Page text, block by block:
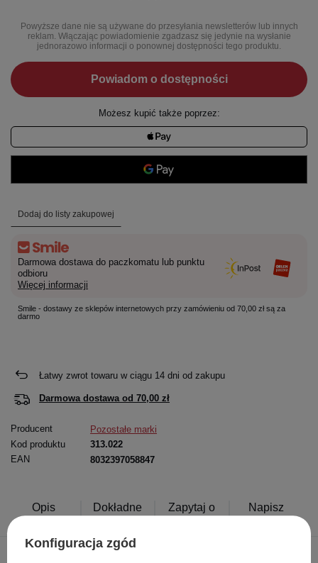
Powyższe dane nie są używane do przesyłania newsletterów lub innych
reklam. Włączając powiadomienie zgadzasz się jedynie na wysłanie
jednorazowo informacji o ponownej dostępności tego produktu.
Powiadom o dostępności
Możesz kupić także poprzez:
Dodaj do listy zakupowej
Darmowa dostawa do paczkomatu lub punktu
odbioru
Więcej informacji
Smile - dostawy ze sklepów internetowych przy zamówieniu od 70,00 zł są za
darmo
Łatwy zwrot towaru w ciągu 14 dni od zakupu
Darmowa dostawa od 70,00 zł
Producent
Pozostałe marki
Kod produktu
313.022
EAN
8032397058847
Opis
Dokładne
Zapytaj o
Napisz
Konfiguracja zgód